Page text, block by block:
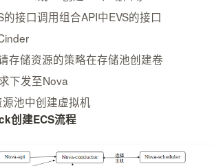
的接口调用组合API中EVS的接口
存储资源的策略在存储池创建卷
下发至Nova
池中创建虚拟机
创建ECS流程